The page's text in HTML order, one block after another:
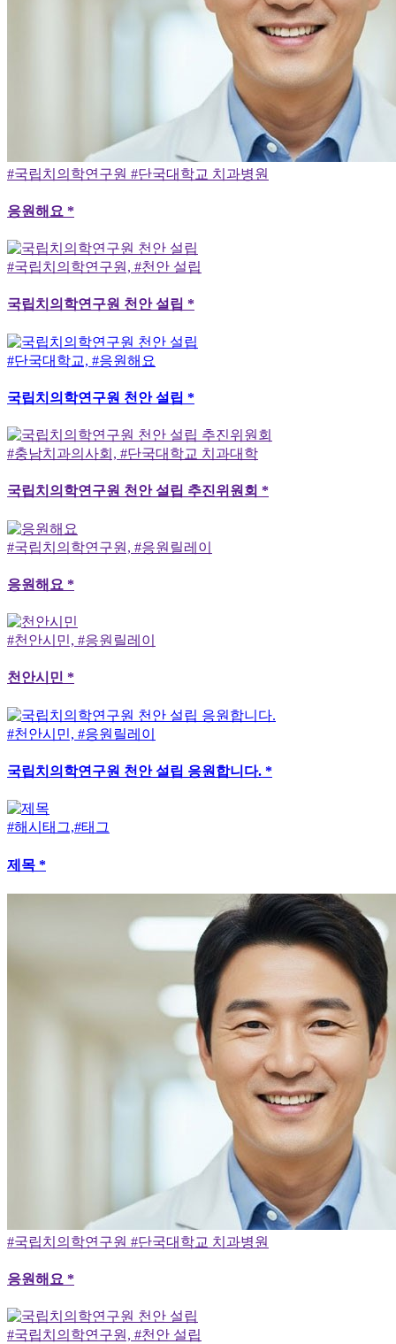
#국립치의학연구원 #단국대학교 치과병원
응원해요 *
#국립치의학연구원, #천안 설립
국립치의학연구원 천안 설립 *
#단국대학교, #응원해요
국립치의학연구원 천안 설립 *
#충남치과의사회, #단국대학교 치과대학
국립치의학연구원 천안 설립 추진위원회 *
#국립치의학연구원, #응원릴레이
응원해요 *
#천안시민, #응원릴레이
천안시민 *
#천안시민, #응원릴레이
국립치의학연구원 천안 설립 응원합니다. *
#해시태그,#태그
제목 *
#국립치의학연구원 #단국대학교 치과병원
응원해요 *
#국립치의학연구원, #천안 설립